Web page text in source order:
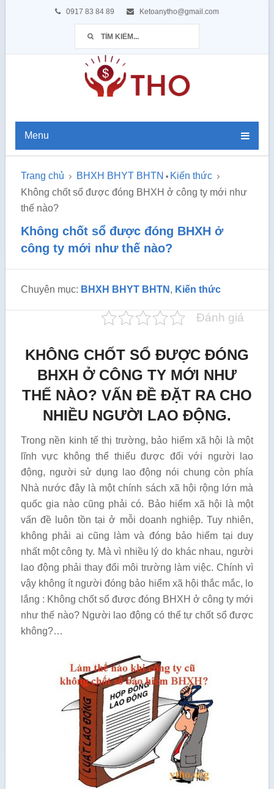
0917 83 84 89 Ketoanytho@gmail.com
Menu
Trang chủ BHXH BHYT BHTN • Kiến thức
Không chốt sổ được đóng BHXH ở công ty mới như
thế nào?
Không chốt sổ được đóng BHXH ở
công ty mới như thế nào?
Chuyên mục: BHXH BHYT BHTN , Kiến thức
Đánh giá
KHÔNG CHỐT SỔ ĐƯỢC ĐÓNG
BHXH Ở CÔNG TY MỚI NHƯ
THẾ NÀO? VẤN ĐỀ ĐẶT RA CHO
NHIỀU NGƯỜI LAO ĐỘNG.
Trong nền kinh tế thị trường, bảo hiểm xã hội là một
lĩnh vực không thể thiếu được đối với người lao
động, người sử dụng lao động nói chung còn phía
Nhà nước đây là một chính sách xã hội rộng lớn mà
quốc gia nào cũng phải có. Bảo hiểm xã hội là một
vấn đề luôn tồn tại ở mỗi doanh nghiệp. Tuy nhiên,
không phải ai cũng làm và đóng bảo hiểm tại duy
nhất một công ty. Mà vì nhiều lý do khác nhau, người
lao động phải thay đổi môi trường làm việc. Chính vì
vậy không ít người đóng bảo hiểm xã hội thắc mắc, lo
lắng : Không chốt sổ được đóng BHXH ở công ty mới
như thế nào? Người lao động có thể tự chốt sổ được
không?…